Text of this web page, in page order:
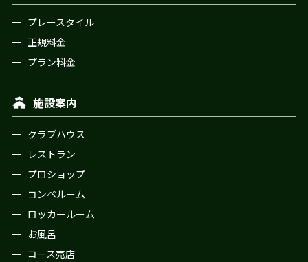
プレースタイル
正規料金
プラン料金
施設案内
クラブハウス
レストラン
プロショップ
コンペルーム
ロッカールーム
お風呂
コース売店